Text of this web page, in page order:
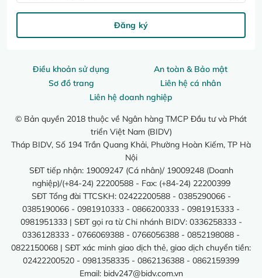
Điều khoản sử dụng
An toàn & Bảo mật
Sơ đồ trang
Liên hệ cá nhân
Liên hệ doanh nghiệp
© Bản quyền 2018 thuộc về Ngân hàng TMCP Đầu tư và Phát
triển Việt Nam (BIDV)
Tháp BIDV, Số 194 Trần Quang Khải, Phường Hoàn Kiếm, TP Hà
Nội
SĐT tiếp nhận: 19009247 (Cá nhân)/ 19009248 (Doanh
nghiệp)/(+84-24) 22200588 - Fax: (+84-24) 22200399
SĐT Tổng đài TTCSKH: 02422200588 - 0385290066 -
0385190066 - 0981910333 - 0866200333 - 0981915333 -
0981951333 | SĐT gọi ra từ Chi nhánh BIDV: 0336258333 -
0336128333 - 0766069388 - 0766056388 - 0852198088 -
0822150068 | SĐT xác minh giao dịch thẻ, giao dịch chuyển tiền:
02422200520 - 0981358335 - 0862136388 - 0862159399
Email: bidv247@bidv.com.vn
Đăng ký